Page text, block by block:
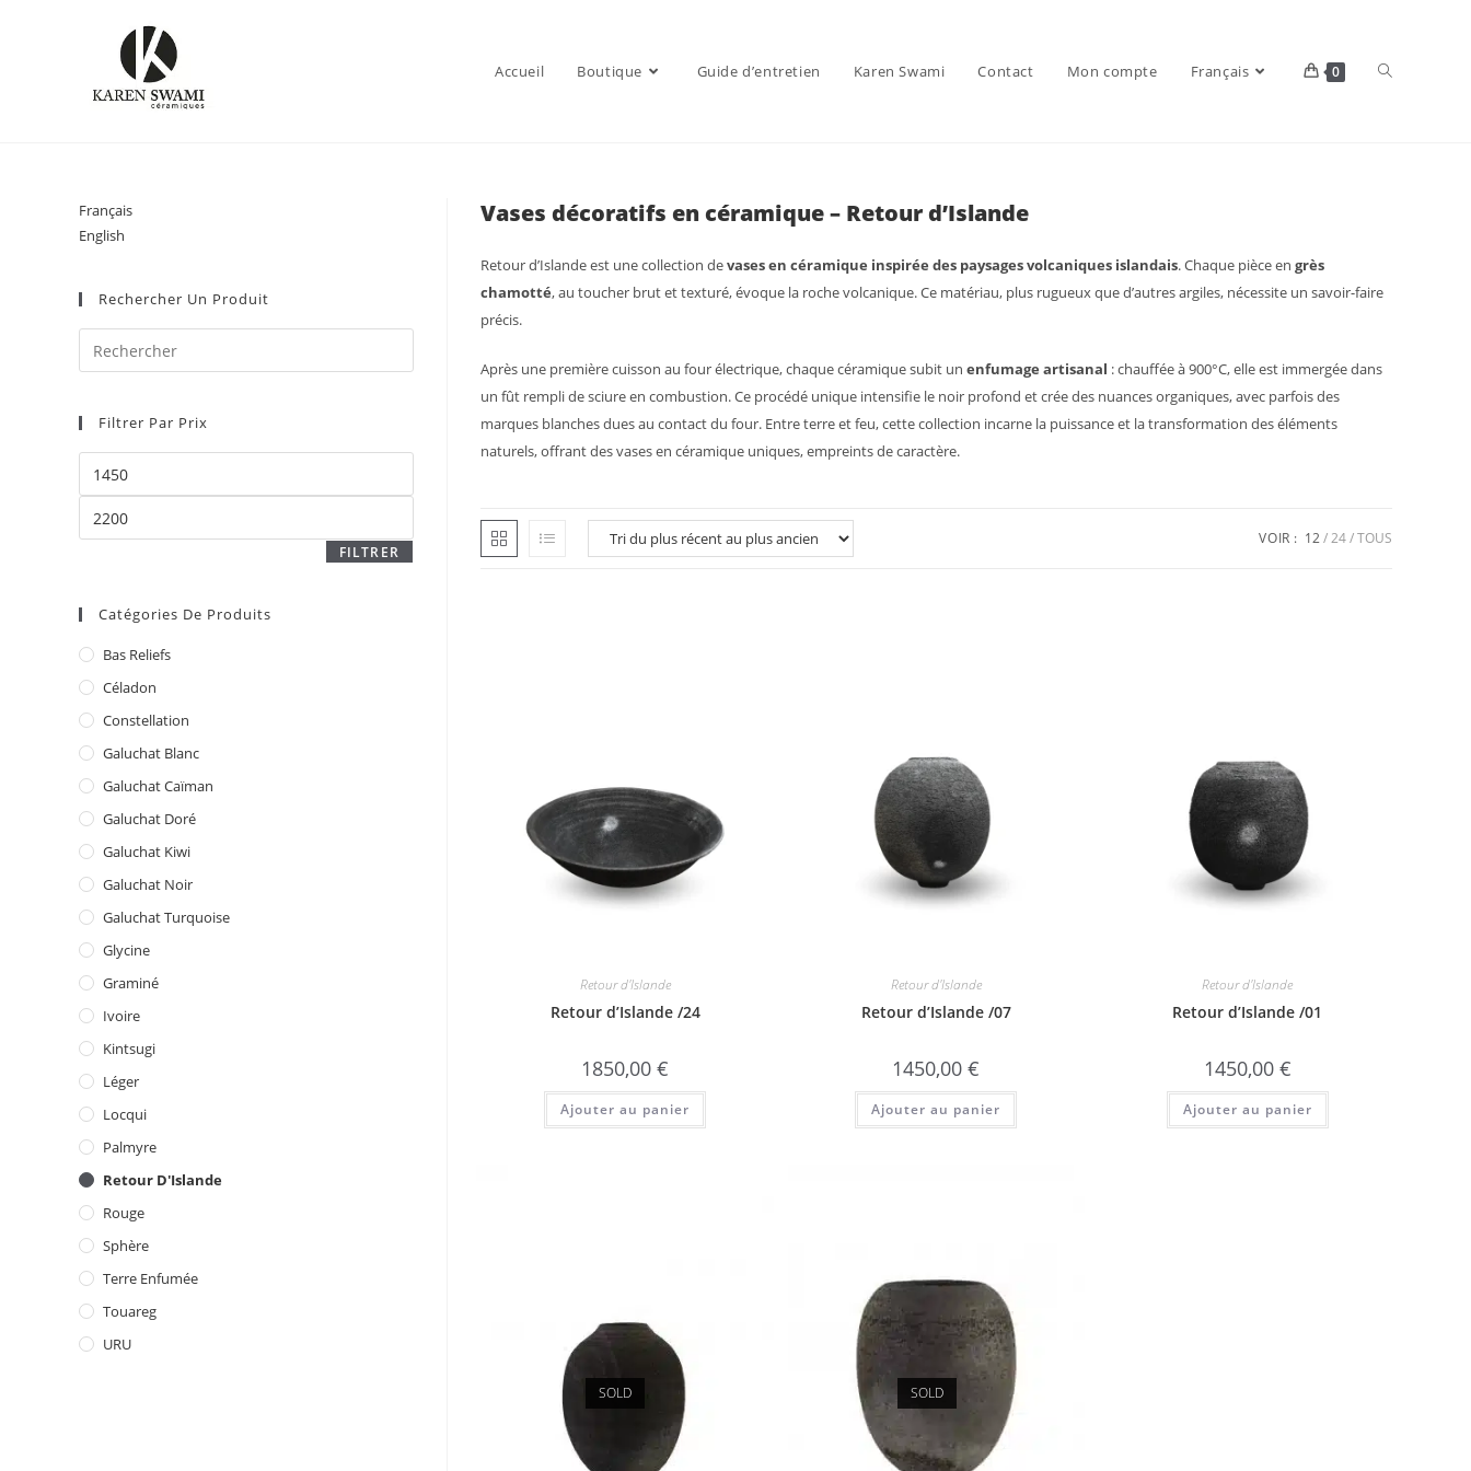
Accueil Boutique Guide d’entretien Karen Swami Contact Mon compte Français 0 Toggle
Vases décoratifs en céramique – Retour d’Islande
Retour d’Islande est une collection devases en céramique inspirée des paysagesvolcaniques islandais. Chaque pièce en grès
chamotté, au toucher brut et texturé, évoque la roche volcanique. Ce matériau, plus rugueux que d’autres argiles, nécessite un savoir-faire
précis.
Après une première cuisson au four électrique, chaque céramique subit un enfumage artisanal : chauffée à 900°C, elle est immergée dans
un fût rempli de sciure en combustion. Ce procédé unique intensifie le noir profond et crée des nuances organiques, avec parfois des
marques blanches dues au contact du four. Entre terre et feu, cette collection incarne la puissance et la transformation des éléments
naturels, offrant des vases en céramique uniques, empreints de caractère.
VOIR : 12 24 TOUS
Retour d'Islande
Retour d’Islande /24
1850,00€
Ajouter au panier
Retour d'Islande
Retour d’Islande /07
1450,00€
Ajouter au panier
Retour d'Islande
Retour d’Islande /01
1450,00 €
Ajouter au panier
SOLD SOLD
Français
English
Rechercher Un Produit
Filtrer Par Prix
min
max
FILTRER
Catégories De Produits
Bas Reliefs
Céladon
Constellation
Galuchat Blanc
Galuchat Caïman
Galuchat Doré
Galuchat Kiwi
Galuchat Noir
Galuchat Turquoise
Glycine
Graminé
Ivoire
Kintsugi
Léger
Locqui
Palmyre
Retour D'Islande
Rouge
Sphère
Terre Enfumée
Touareg
URU